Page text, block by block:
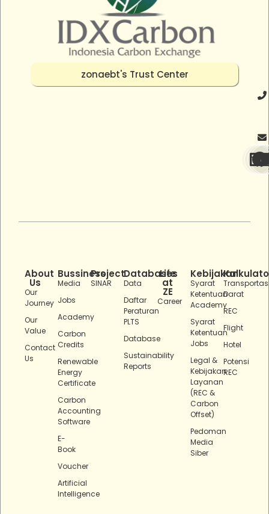
zonaebt's Trust Center
About
Us
Our
Journey
Our
Value
Contact
Us
Bussiness
Media
Jobs
Academy
Carbon
Credits
Renewable
Energy
Certificate
Carbon
Accounting
Software
E-
Book
Voucher
Artificial
Intelligence
Project
SINAR
Databases
Data
Daftar
Peraturan
PLTS
Database
Sustainability
Reports
Life
at
ZE
Career
Kebijakan
Syarat
Ketentuan
Academy
Syarat
Ketentuan
Jobs
Legal &
Kebijakan
Layanan
(REC &
Carbon
Offset)
Pedoman
Media
Siber
Darat
REC
Flight
Hotel
Potensi
REC